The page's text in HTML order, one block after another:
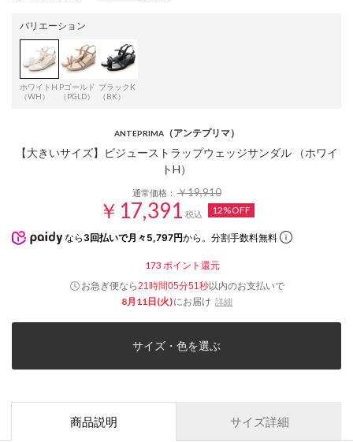
バリエーション
ホワイトH
（WH）
Pゴールド
（PGLD）
ブラックK
（BK）
ANTEPRIMA（アンテプリマ）
【大きいサイズ】ビジューストラップウェッジサンダル （ホワイ
トH）
通常価格：￥19,910
￥17,391 税込 12%OFF
なら 3回払いで月々5,797円から。分割手数料無料
173 ポイント還元
お急ぎ便なら21時間05分51秒以内のお支払いで
8月11日(火)にお届け 詳細
サイズ・色を選ぶ
商品説明 サイズ詳細